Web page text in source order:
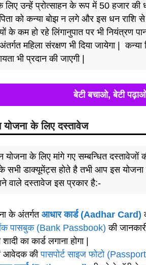
उन्हें प्रोत्साहन के रूप में 50 हजार की
को कन्या बोझ न लगे और इस धन राशि
के कम हो रहे लिंगानुपात पर भी नियंत्रण
महिला संरक्षण भी दिया जायेगा |
भी प्रदान की जाएगी |
बेटी बचाओ, बेटी
योजना के लिए दस्तावेज
योजना के लिए मांगे गए सम्बन्धित
सभी डाक्यूमेंट्स होते है तभी आप इस योजना
वाले दस्तावेज इस प्रकार है:-
के अंतर्गतआधार कार्ड (Aadhar Card)
पासबुक (Bank Passbook) की
का कार्ड लगाना होगा |
आवेदक कीपासपोर्ट साइज फोटो